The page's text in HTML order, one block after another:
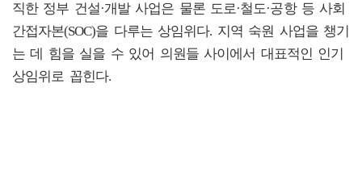
직한 정부 건설·개발 사업은 물론 도로·철도·공항 등 사회
간접자본(SOC)을 다루는 상임위다. 지역 숙원 사업을 챙기
는 데 힘을 실을 수 있어 의원들 사이에서 대표적인 인기
상임위로 꼽힌다.